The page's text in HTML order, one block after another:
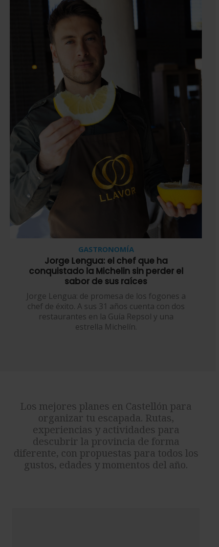
GASTRONOMÍA
Jorge Lengua: el chef que ha
conquistado la Michelin sin perder el
sabor de sus raíces
Jorge Lengua: de promesa de los fogones a
chef de éxito. A sus 31 años cuenta con dos
restaurantes en la Guía Repsol y una
estrella Michelín.
Los mejores planes en Castellón para
organizar tu escapada. Rutas,
experiencias y actividades para
descubrir la provincia de forma
diferente, con propuestas para todos los
gustos, edades y momentos del año.